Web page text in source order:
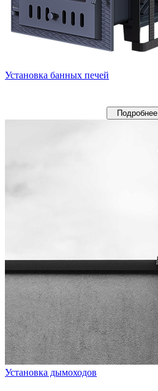
Установка банных печей
Подробнее
Установка дымоходов